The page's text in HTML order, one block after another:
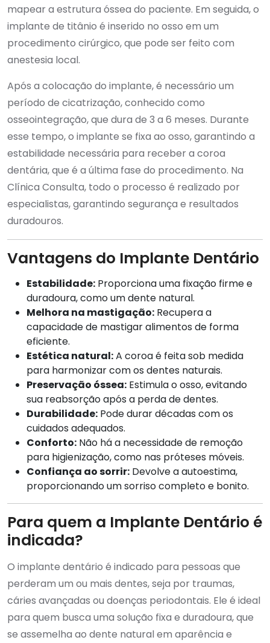
mapear a estrutura óssea do paciente. Em seguida, o
implante de titânio é inserido no osso em um
procedimento cirúrgico, que pode ser feito com
anestesia local.
Após a colocação do implante, é necessário um
período de cicatrização, conhecido como
osseointegração, que dura de 3 a 6 meses. Durante
esse tempo, o implante se fixa ao osso, garantindo a
estabilidade necessária para receber a coroa
dentária, que é a última fase do procedimento. Na
Clínica Consulta, todo o processo é realizado por
especialistas, garantindo segurança e resultados
duradouros.
Vantagens do Implante Dentário
Estabilidade: Proporciona uma fixação firme e
duradoura, como um dente natural.
Melhora na mastigação: Recupera a
capacidade de mastigar alimentos de forma
eficiente.
Estética natural:A coroa é feita sob medida
para harmonizar com os dentes naturais.
Preservação óssea: Estimula o osso, evitando
sua reabsorção após a perda de dentes.
Durabilidade: Pode durar décadas com os
cuidados adequados.
Conforto: Não há a necessidade de remoção
para higienização, como nas próteses móveis.
Confiança ao sorrir: Devolve a autoestima,
proporcionando um sorriso completo e bonito.
Para quem a Implante Dentário é
indicada?
O implante dentário é indicado para pessoas que
perderam um ou mais dentes, seja por traumas,
cáries avançadas ou doenças periodontais. Ele é ideal
para quem busca uma solução fixa e duradoura, que
se assemelha ao dente natural em aparência e